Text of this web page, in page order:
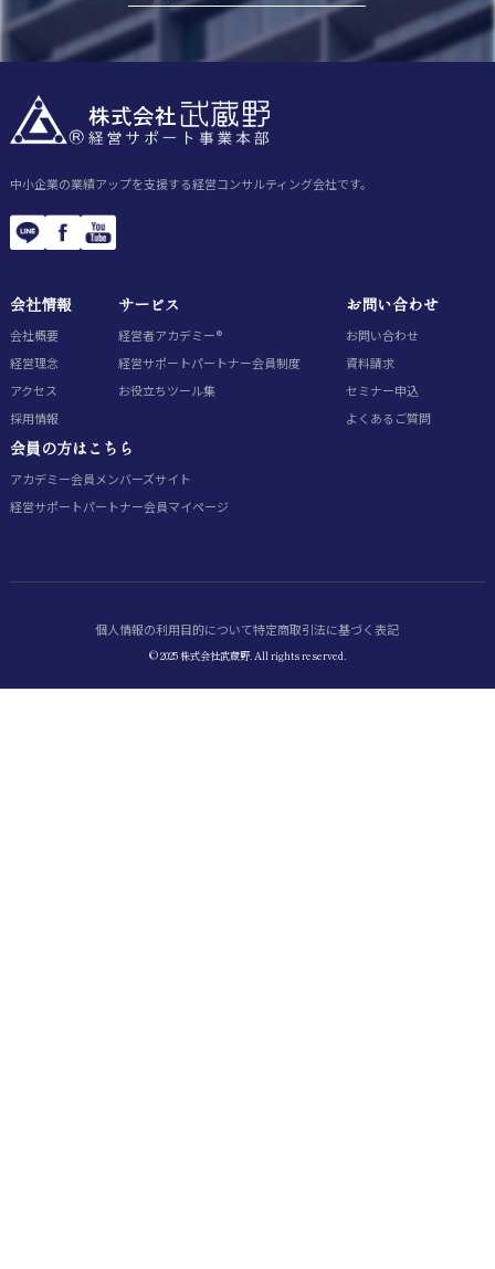
中小企業の業績アップを支援する経営コンサルティング会社です。
会社情報
会社概要
経営理念
アクセス
採用情報
サービス
経営者アカデミー®
経営サポートパートナー会員制度
お役立ちツール集
お問い合わせ
お問い合わせ
資料請求
セミナー申込
よくあるご質問
会員の方はこちら
アカデミー会員 メンバーズサイト
経営サポートパートナー会員マイページ
個人情報の利用目的について特定商取引法に基づく表記
© 2025 株式会社武蔵野. All rights reserved.